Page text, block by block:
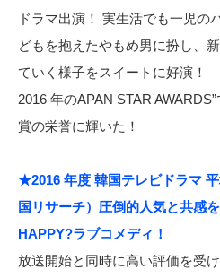
ドラマ出演！ 実生活でも一児の
どもを抱えたやもめ男に扮し、
ていく様子をスイートに好演！
2016 年のAPAN STAR
賞の栄誉に輝いた！
★2016 年度 韓国テレビドラマ
国リサーチ）圧倒的人気と共感
HAPPY?ラブコメディ！
放送開始と同時に高い評価を受